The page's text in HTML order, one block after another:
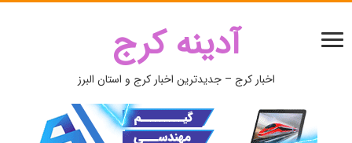
آدینه کرج
اخبار کرج – جدیدترین اخبار کرج و استان البرز